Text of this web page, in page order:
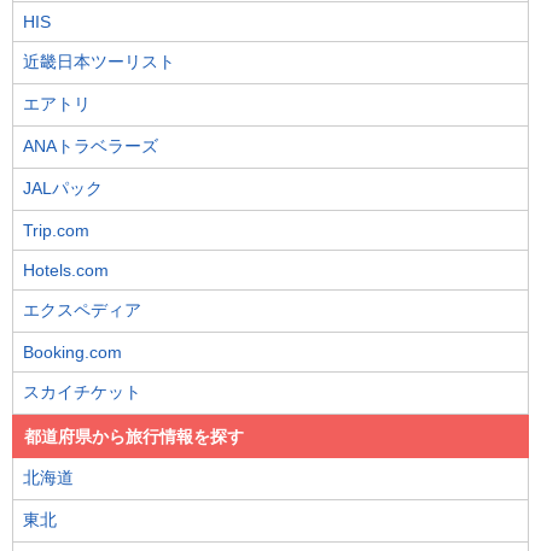
HIS
近畿日本ツーリスト
エアトリ
ANAトラベラーズ
JALパック
Trip.com
Hotels.com
エクスペディア
Booking.com
スカイチケット
都道府県から旅行情報を探す
北海道
東北